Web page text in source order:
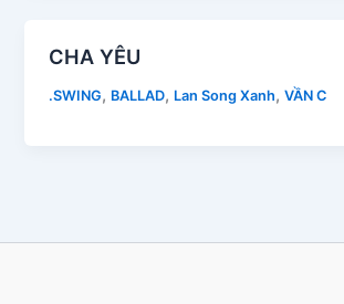
CHA YÊU
.SWING, BALLAD, Lan Song Xanh,VẦN C